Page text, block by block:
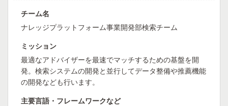
チーム名
ナレッジプラットフォーム事業開発部検索チーム
ミッション
最適なアドバイザーを最速でマッチするための基盤を開
発。検索システムの開発と並行してデータ整備や推薦機能
の開発なども行います。
主要言語・フレームワークなど